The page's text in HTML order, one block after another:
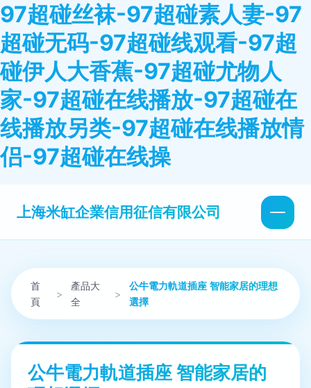
97超碰丝袜-97超碰素人妻-97
超碰无码-97超碰线观看-97超
碰伊人大香蕉-97超碰尤物人
家-97超碰在线播放-97超碰在
线播放另类-97超碰在线播放情
侣-97超碰在线操
上海米缸企業信用征信有限公司
首
頁
>
產品大
全
>
公牛電力軌道插座 智能家居的理想
選擇
公牛電力軌道插座 智能家居的